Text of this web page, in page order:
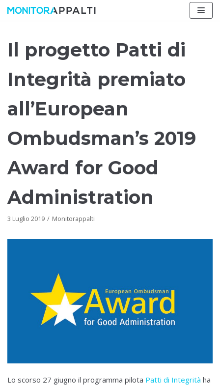
Vai
Il progetto Patti di
Integrità premiato
all’European
Ombudsman’s 2019
Award for Good
Administration
3 Luglio 2019 Monitorappalti
Lo scorso 27 giugno il programma pilota Patti di Integrità ha